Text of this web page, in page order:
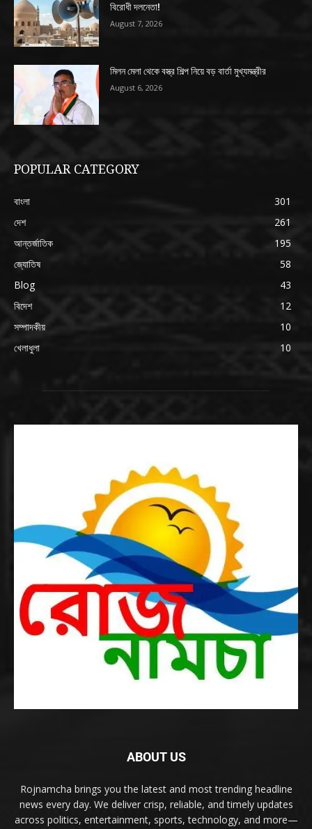
বিরোধী দলনেতা!
August 7, 2026
মিলন মেলা থেকে বস্ত্র শিল্প নিয়ে বড় বার্তা মুখ্যমন্ত্রীর
August 6, 2026
POPULAR CATEGORY
বাংলা
301
দেশ
261
আন্তর্জাতিক
195
জ্যোতিষ
58
Blog
43
বিদেশ
12
সম্পাদকীয়
10
খেলাধুলা
10
ABOUT US
Rojnamcha brings you the latest and most trending headline
news every day. We deliver crisp, reliable, and timely updates
across politics, entertainment, sports, technology, and more—